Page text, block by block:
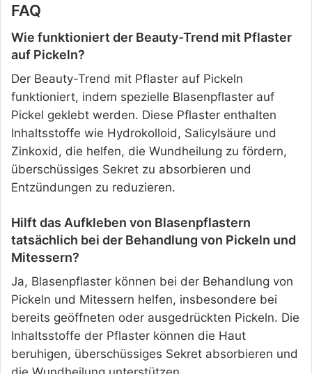
FAQ
Wie funktioniert der Beauty-Trend mit Pflaster
auf Pickeln?
Der Beauty-Trend mit Pflaster auf Pickeln
funktioniert, indem spezielle Blasenpflaster auf
Pickel geklebt werden. Diese Pflaster enthalten
Inhaltsstoffe wie Hydrokolloid, Salicylsäure und
Zinkoxid, die helfen, die Wundheilung zu fördern,
überschüssiges Sekret zu absorbieren und
Entzündungen zu reduzieren.
Hilft das Aufkleben von Blasenpflastern
tatsächlich bei der Behandlung von Pickeln und
Mitessern?
Ja, Blasenpflaster können bei der Behandlung von
Pickeln und Mitessern helfen, insbesondere bei
bereits geöffneten oder ausgedrückten Pickeln. Die
Inhaltsstoffe der Pflaster können die Haut
beruhigen, überschüssiges Sekret absorbieren und